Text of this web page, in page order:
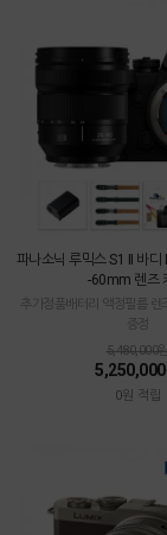
파나소닉 루믹스 S1 II 바디
-60mm 렌즈
추가정품배터리 액정필름 렌
증정
5,480,000원
5,250,000
0원 적립